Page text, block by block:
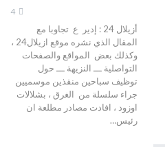
أزيلال 24 : إدير ع تجاوبا مع
المقال الذي نشره موقع ازيلال24 ،
وكذلك بعض المواقع والصفحات
التواصلية ـــ النزيهة ـــ حول
توظيف سباحين منقذين موسميين
جراء سلسلة من الغرق ، بشلالات
اوزود ، افادت مصادر مطلعة ان
رئيس…